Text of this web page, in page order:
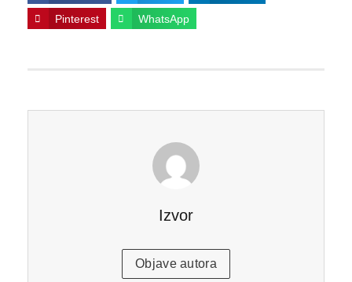
Pinterest WhatsApp
Izvor
Objave autora